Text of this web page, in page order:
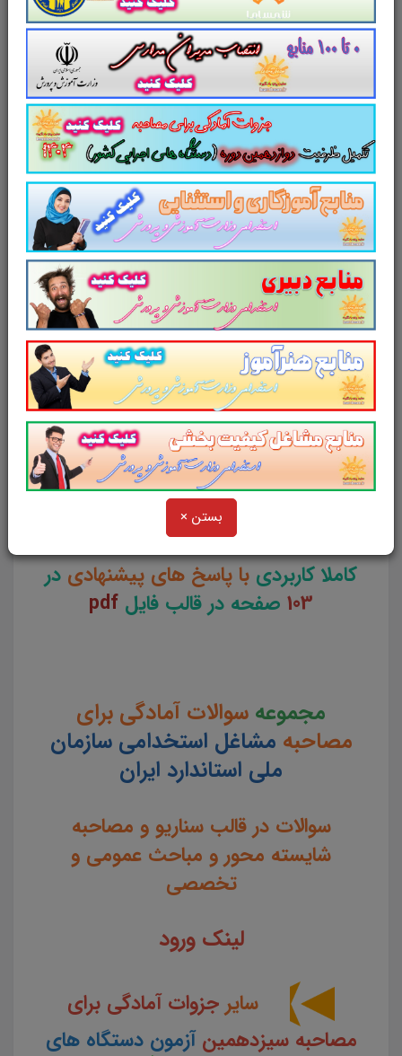
بستن ×
عمومی ودر برگیرندهسوالات کاملا مرتبط و
متناسب با مشاغل استخدامی سازمان ملی
استاندارد ایرانمتقاضی است ومربوط به سوالات
مهم و پرتکرارحیطه عمومی، سوالات پرتکرار و
است که آمادگی داوطلبین را برای
حضور در جلسه مصاحبه آن دستگاه اجرایی به
همراه دارد.
این مجموعه در قالب سناریو و مصاحبه
شایسته محور و سوالات پرتکرار تدوین شده
است
کاملا اختصاصی شده برای:مشاغل
استخدامی سازمان ملی استاندارد ایران
استخدامی سازمان ملی استاندارد ایران
در سیزدهمین دوره آزمون مشترک دستگاه
های اجرایی کشور سال 1404
کاملا کاربردی با پاسخ های پیشنهادی در
103 صفحه در قالب فایل pdf
مجموعه سوالات آمادگی برای
مصاحبه مشاغل استخدامی سازمان
ملی استاندارد ایران
سوالات در قالب سناریو و مصاحبه
شایسته محور و مباحث عمومی و
تخصصی
لینک ورود
سایر جزوات آمادگی برای
مصاحبه سیزدهمینآزمون دستگاه های